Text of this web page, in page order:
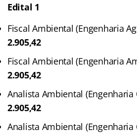
Edital 1
Fiscal Ambiental (Engenharia
2.905,42
Fiscal Ambiental (Engenharia
2.905,42
Analista Ambiental (Engenharia
2.905,42
Analista Ambiental (Engenharia